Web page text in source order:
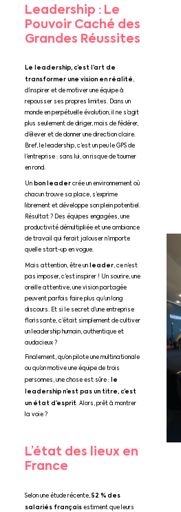
Leadership : Le
Pouvoir Caché des
Grandes Réussites
Le leadership, c’est l’art de
transformer une vision en réalité,
d’inspirer et de motiver une équipe à
repousser ses propres limites. Dans un
monde en perpétuelle évolution, il ne s’agit
plus seulement de diriger, mais de fédérer,
d’élever et de donner une direction claire.
Bref, le leadership, c’est un peu le GPS de
l’entreprise : sans lui, on risque de tourner
en rond.
Unbon leadercrée un environnement où
chacun trouve sa place, s’exprime
librement et développe son plein potentiel.
Résultat ? Des équipes engagées, une
productivité démultipliée et une ambiance
de travail qui ferait jalouser n’importe
quelle start-up en vogue.
Mais attention, être unleader, ce n’est
pas imposer, c’est inspirer ! Un sourire, une
oreille attentive, une vision partagée
peuvent parfois faire plus qu’un long
discours. Et si le secret d’une entreprise
florissante, c’était simplement de cultiver
un leadership humain, authentique et
audacieux ?
Finalement, qu’on pilote une multinationale
ou qu’on motive une équipe de trois
personnes, une chose est sûre :le
leadership n’est pas un titre, c’est
un état d’esprit. Alors, prêt à montrer
la voie ?
L’état des lieux en
France
Selon une étude récente,52 % des
salariés françaisestiment que leurs